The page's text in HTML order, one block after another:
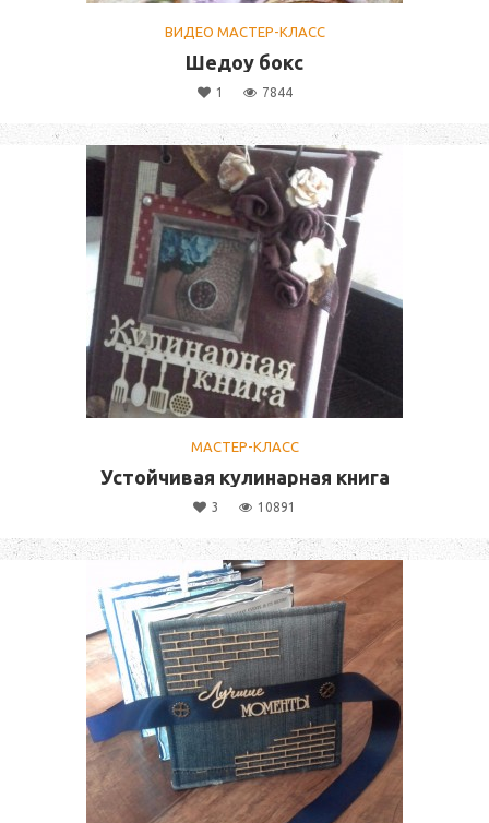
ВИДЕО МАСТЕР-КЛАСС
Шедоу бокс
1 7844
МАСТЕР-КЛАСС
Устойчивая кулинарная книга
3 10891